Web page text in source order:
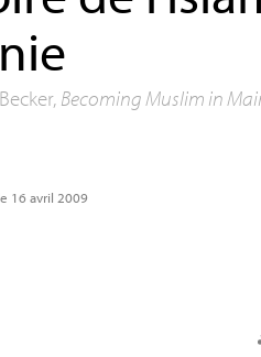
Becoming Muslim in
16 avril 2009